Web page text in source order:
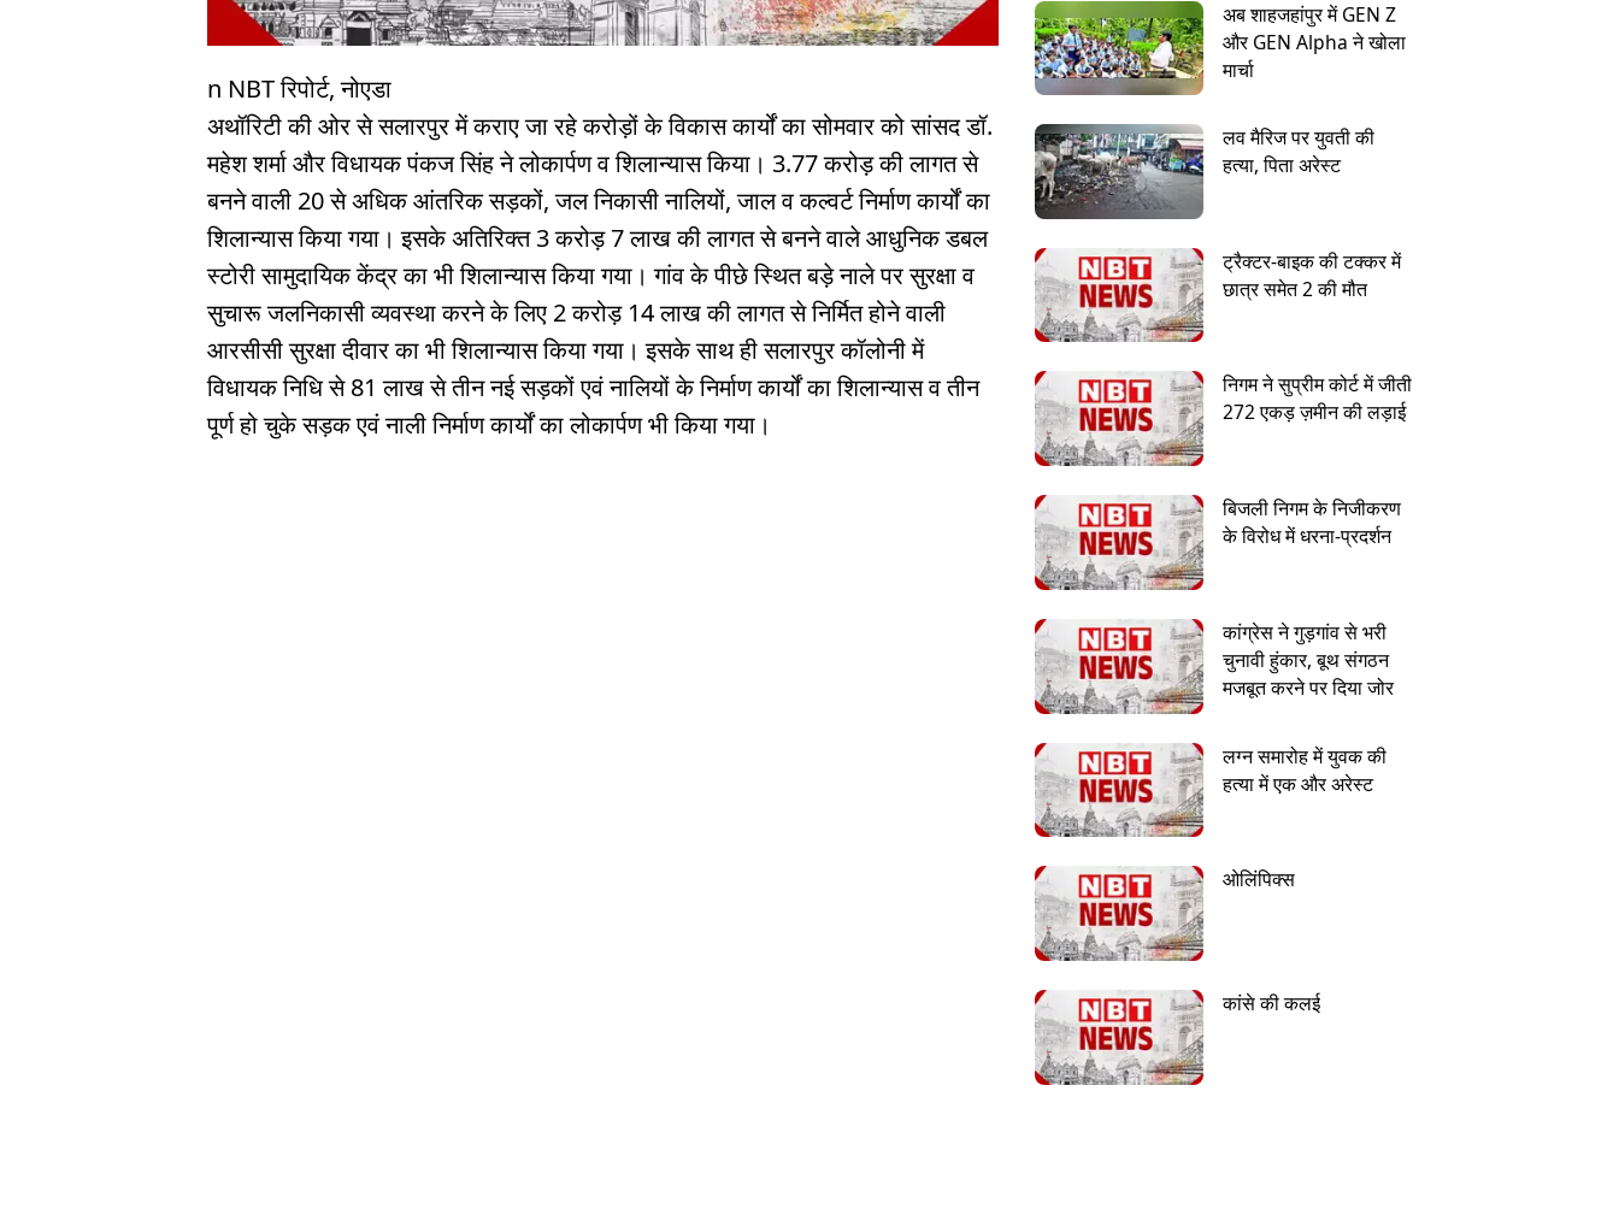
n NBT रिपोर्ट, नोएडा
अथॉरिटी की ओर से सलारपुर में कराए जा रहे करोड़ों के विकास कार्यों का सोमवार को सांसद डॉ.
महेश शर्मा और विधायक पंकज सिंह ने लोकार्पण व शिलान्यास किया। 3.77 करोड़ की लागत से
बनने वाली 20 से अधिक आंतरिक सड़कों, जल निकासी नालियों, जाल व कल्वर्ट निर्माण कार्यों का
शिलान्यास किया गया। इसके अतिरिक्त 3 करोड़ 7 लाख की लागत से बनने वाले आधुनिक डबल
स्टोरी सामुदायिक केंद्र का भी शिलान्यास किया गया। गांव के पीछे स्थित बड़े नाले पर सुरक्षा व
सुचारू जलनिकासी व्यवस्था करने के लिए 2 करोड़ 14 लाख की लागत से निर्मित होने वाली
आरसीसी सुरक्षा दीवार का भी शिलान्यास किया गया। इसके साथ ही सलारपुर कॉलोनी में
विधायक निधि से 81 लाख से तीन नई सड़कों एवं नालियों के निर्माण कार्यों का शिलान्यास व तीन
पूर्ण हो चुके सड़क एवं नाली निर्माण कार्यों का लोकार्पण भी किया गया।
अब शाहजहांपुर में GEN Z
और GEN Alpha ने खोला
मार्चा
लव मैरिज पर युवती की
हत्या, पिता अरेस्ट
ट्रैक्टर-बाइक की टक्कर में
छात्र समेत 2 की मौत
निगम ने सुप्रीम कोर्ट में जीती
272 एकड़ ज़मीन की लड़ाई
बिजली निगम के निजीकरण
के विरोध में धरना-प्रदर्शन
कांग्रेस ने गुड़गांव से भरी
चुनावी हुंकार, बूथ संगठन
मजबूत करने पर दिया जोर
लग्न समारोह में युवक की
हत्या में एक और अरेस्ट
ओलिंपिक्स
कांसे की कलई